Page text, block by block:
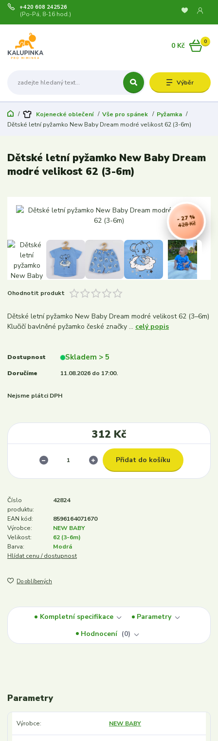
Výběr
+420 608 242526
(Po-Pá, 8-16 hod.)
0
0 Kč
Kojenecké oblečení Vše pro spánek
Pyžamka
Dětské letní pyžamko New Baby Dream modré velikost 62 (3-6m)
Dětské letní pyžamko New Baby Dream
modré velikost 62 (3-6m)
428 Kč
- 27 %
Ohodnotit produkt
Dětské letní pyžamko New Baby Dream modré velikost 62 (3–6m)
Klučičí bavlněné pyžamko české značky ... celý popis
Dostupnost Skladem > 5
Doručíme 11.08.2026 do 17:00.
Nejsme plátci DPH
312 Kč
Přidat do košíku
Číslo
produktu:
42824
EAN kód:
8596164071670
Výrobce:
NEW BABY
Velikost:
62 (3-6m)
Barva:
Modrá
Hlídat cenu / dostupnost
Do oblíbených
Kompletní specifikace
Parametry
Hodnocení
0
Parametry
Výrobce NEW BABY